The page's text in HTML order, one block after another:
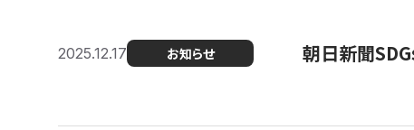
2025.12.17 お知らせ 朝日新聞